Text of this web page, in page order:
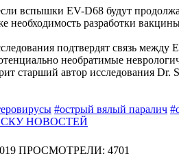
вспышки EV-D68 будут
необходимость разработки
подтвердят связь
необратимые
старший автор исследования Dr.
#острый вялый паралич
НОВОСТЕЙ
ПРОСМОТРЕЛИ: 4701